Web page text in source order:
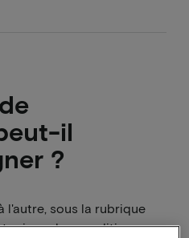
il
?
l'autre, sous la rubrique
les conditions